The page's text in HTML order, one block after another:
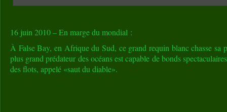
16 juin 2010 – En marge du mondial :
À False Bay, en Afrique du Sud, ce grand requin blanc chasse sa
plus grand prédateur des océans est capable de bonds
des flots, appelé «saut du diable».